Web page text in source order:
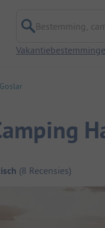
Bestemming,
Goslar
(8 Recensies)